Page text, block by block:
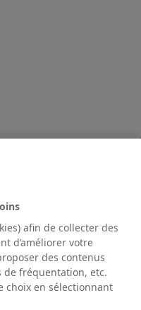
afin de collecter des
d’améliorer votre
des contenus
de fréquentation, etc.
choix en sélectionnant